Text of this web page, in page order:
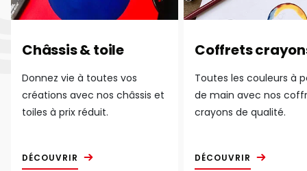
Châssis & toile
Donnez vie à toutes vos
créations avec nos châssis et
toiles à prix réduit.
DÉCOUVRIR
Coffrets
Toutes les couleurs à
de main avec nos
crayons de qualité.
DÉCOUVRIR